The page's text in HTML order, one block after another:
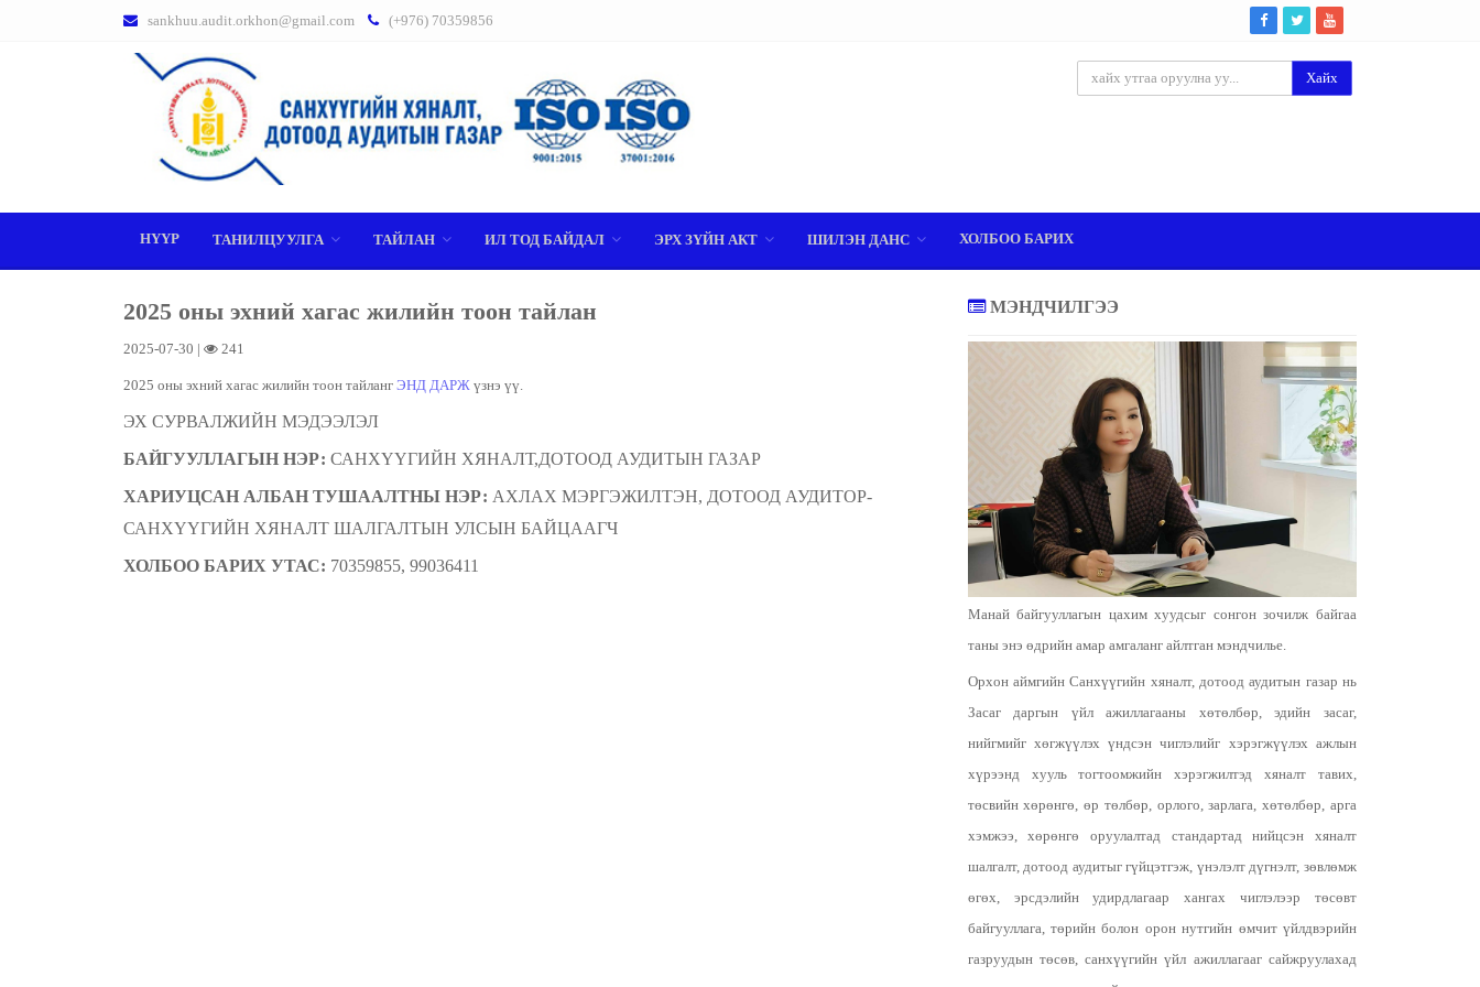
sankhuu.audit.orkhon@gmail.com (+976) 70359856
Хайх
НҮҮР ТАНИЛЦУУЛГА ТАЙЛАН ИЛ ТОД БАЙДАЛ ЭРХ ЗҮЙН АКТ ШИЛЭН ДАНС ХОЛБОО БАРИХ
2025 оны эхний хагас жилийн тоон тайлан
2025-07-30 | 241
2025 оны эхний хагас жилийн тоон тайланг ЭНД ДАРЖ үзнэ үү.
ЭХ СУРВАЛЖИЙН МЭДЭЭЛЭЛ
БАЙГУУЛЛАГЫН НЭР: САНХҮҮГИЙН ХЯНАЛТ,ДОТООД АУДИТЫН ГАЗАР
ХАРИУЦСАН АЛБАН ТУШААЛТНЫ НЭР: АХЛАХ МЭРГЭЖИЛТЭН, ДОТООД АУДИТОР-
САНХҮҮГИЙН ХЯНАЛТ ШАЛГАЛТЫН УЛСЫН БАЙЦААГЧ
ХОЛБОО БАРИХ УТАС: 70359855, 99036411
МЭНДЧИЛГЭЭ
Манай байгууллагын цахим хуудсыг сонгон зочилж байгаа
таны энэ өдрийн амар амгаланг айлтган мэндчилье.
Орхон аймгийн Санхүүгийн хяналт, дотоод аудитын газар нь
Засаг даргын үйл ажиллагааны хөтөлбөр, эдийн засаг,
нийгмийг хөгжүүлэх үндсэн чиглэлийг хэрэгжүүлэх ажлын
хүрээнд хууль тогтоомжийн хэрэгжилтэд хяналт тавих,
төсвийн хөрөнгө, өр төлбөр, орлого, зарлага, хөтөлбөр, арга
хэмжээ, хөрөнгө оруулалтад стандартад нийцсэн хяналт
шалгалт, дотоод аудитыг гүйцэтгэж, үнэлэлт дүгнэлт, зөвлөмж
өгөх, эрсдэлийн удирдлагаар хангах чиглэлээр төсөвт
байгууллага, төрийн болон орон нутгийн өмчит үйлдвэрийн
газруудын төсөв, санхүүгийн үйл ажиллагааг сайжруулахад